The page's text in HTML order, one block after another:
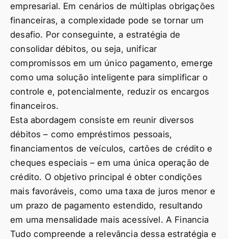
empresarial. Em cenários de múltiplas obrigações
financeiras, a complexidade pode se tornar um
desafio. Por conseguinte, a estratégia de
consolidar débitos, ou seja, unificar
compromissos em um único pagamento, emerge
como uma solução inteligente para simplificar o
controle e, potencialmente, reduzir os encargos
financeiros.
Esta abordagem consiste em reunir diversos
débitos – como empréstimos pessoais,
financiamentos de veículos, cartões de crédito e
cheques especiais – em uma única operação de
crédito. O objetivo principal é obter condições
mais favoráveis, como uma taxa de juros menor e
um prazo de pagamento estendido, resultando
em uma mensalidade mais acessível. A Financia
Tudo compreende a relevância dessa estratégia e